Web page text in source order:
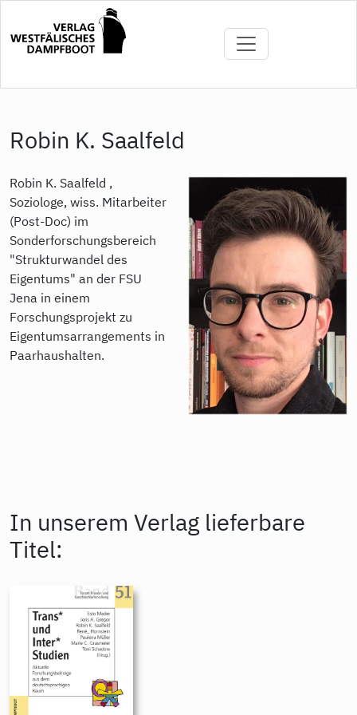
main
Robin K. Saalfeld
Robin K. Saalfeld ,
Soziologe, wiss. Mitarbeiter
(Post-Doc) im
Sonderforschungsbereich
"Strukturwandel des
Eigentums" an der FSU
Jena in einem
Forschungsprojekt zu
Eigentumsarrangements in
Paarhaushalten.
In unserem Verlag lieferbare
Titel: